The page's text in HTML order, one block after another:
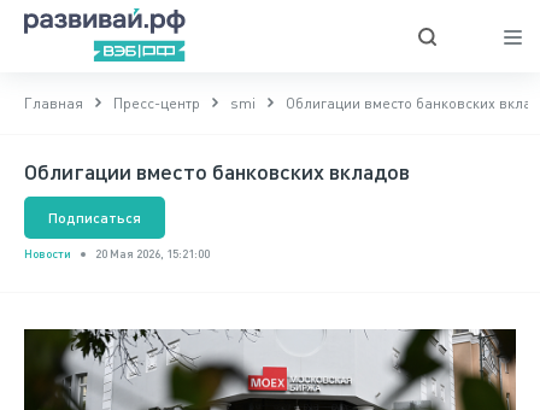
Главная Пресс-центр smi Облигации вместо банковских
Облигации вместо банковских вкладов
Подписаться
Новости 20 Мая 2026, 15:21:00